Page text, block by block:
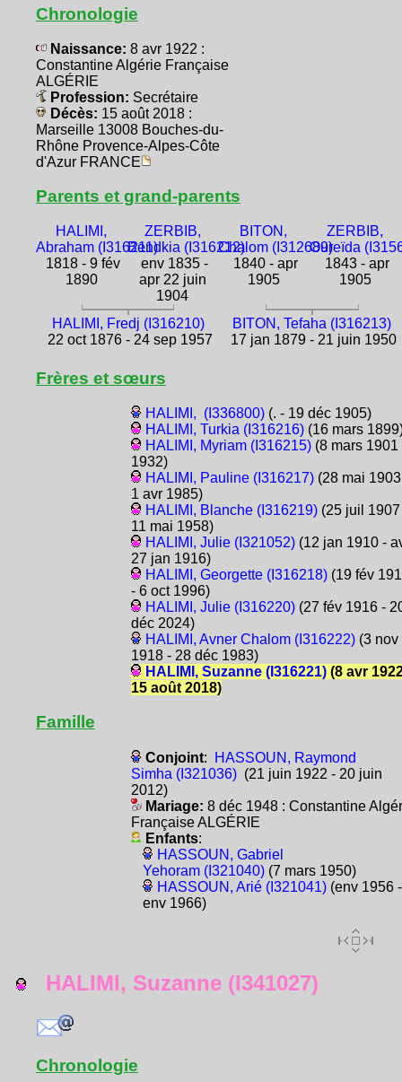
Chronologie
Naissance: 8 avr 1922 :
Constantine Algérie Française
ALGÉRIE
Profession: Secrétaire
Décès: 15 août 2018 :
Marseille 13008 Bouches-du-
Rhône Provence-Alpes-Côte
d'Azur FRANCE
Parents et grand-parents
HALIMI,
Abraham (I316211)
1818 - 9 fév
1890
ZERBIB,
Bendkia (I316212)
env 1835 -
apr 22 juin
1904
BITON,
Chalom (I312689)
1840 - apr
1905
ZERBIB,
Oureïda
1843 - apr
1905
HALIMI, Fredj (I316210)
22 oct 1876 - 24 sep 1957
BITON, Tefaha (I316213)
17 jan 1879 - 21 juin 1950
Frères et sœurs
HALIMI, (I336800)(. - 19 déc 1905)
HALIMI, Turkia (I316216)(16 mars
HALIMI, Myriam (I316215)(8 mars 1901
1932)
HALIMI, Pauline (I316217)(28 mai
1 avr 1985)
HALIMI, Blanche (I316219)(25 juil 1907
11 mai 1958)
HALIMI, Julie (I321052)(12 jan 1910 -
27 jan 1916)
HALIMI, Georgette (I316218)(19 fév
- 6 oct 1996)
HALIMI, Julie (I316220)(27 fév 1916 -
déc 2024)
HALIMI, Avner Chalom (I316222)(3 nov
1918 - 28 déc 1983)
HALIMI, Suzanne (I316221)(8 avr
15 août 2018)
Famille
Conjoint:
HASSOUN, Raymond
Simha (I321036)(21 juin 1922 - 20 juin
2012)
Mariage: 8 déc 1948 : Constantine
Française ALGÉRIE
Enfants:
HASSOUN, Gabriel
Yehoram (I321040)(7 mars 1950)
HASSOUN, Arié (I321041)(env 1956 -
env 1966)
HALIMI, Suzanne (I341027)
Chronologie